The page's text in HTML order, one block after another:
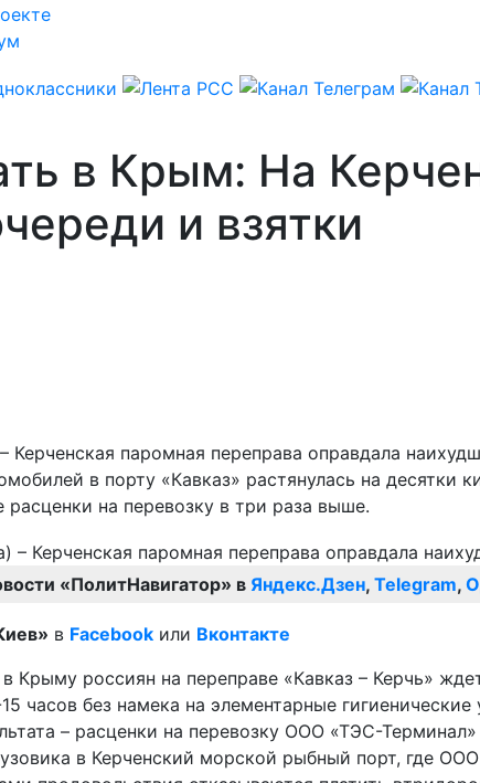
в Крым: На
и взятки
паромная переправа оправдала
в порту «Кавказ» растянулась на
на перевозку в три раза выше.
«ПолитНавигатор» в Яндекс.Дзен, Telegram,
в Facebook или Вконтакте
Крыму россиян на переправе «Кавказ – Керчь»
часов без намека на элементарные
– расценки на перевозку ООО «ТЭС-
в Керченский морской рыбный порт, где